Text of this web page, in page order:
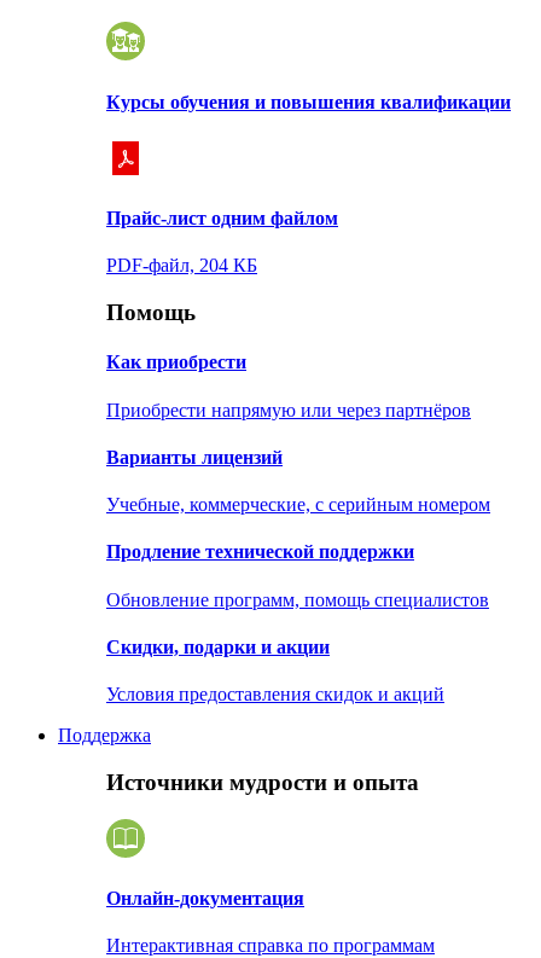
Курсы обучения и повышения квалификации
Прайс-лист одним файлом
PDF-файл, 204 КБ
Помощь
Как приобрести
Приобрести напрямую или через партнёров
Варианты лицензий
Учебные, коммерческие, с серийным номером
Продление технической поддержки
Обновление программ, помощь специалистов
Скидки, подарки и акции
Условия предоставления скидок и акций
Поддержка
Источники мудрости и опыта
Онлайн-документация
Интерактивная справка по программам